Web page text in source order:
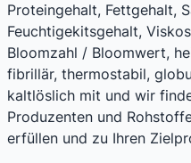
Proteingehalt, Fettgehalt,
Feuchtigekitsgehalt,
Bloomzahl / Bloomwert,
fibrillär, thermostabil,
kaltlöslich mit und wir
Produzenten und
erfüllen und zu Ihren